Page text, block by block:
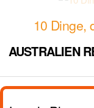
10 Dinge,
AUSTRALIEN